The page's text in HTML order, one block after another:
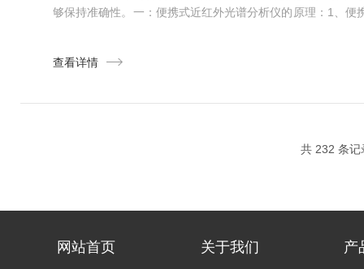
够保持准确性。一：便携式近红外光谱分析仪的原理：1、便
型。对色散型双光路光学零位平衡红外分光光度计而言，当样
查看详情
共 232 条
网站首页 关于我们 产